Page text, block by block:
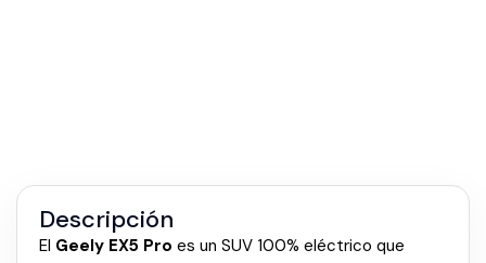
Descripción
El Geely EX5 Pro es un SUV 100% eléctrico que